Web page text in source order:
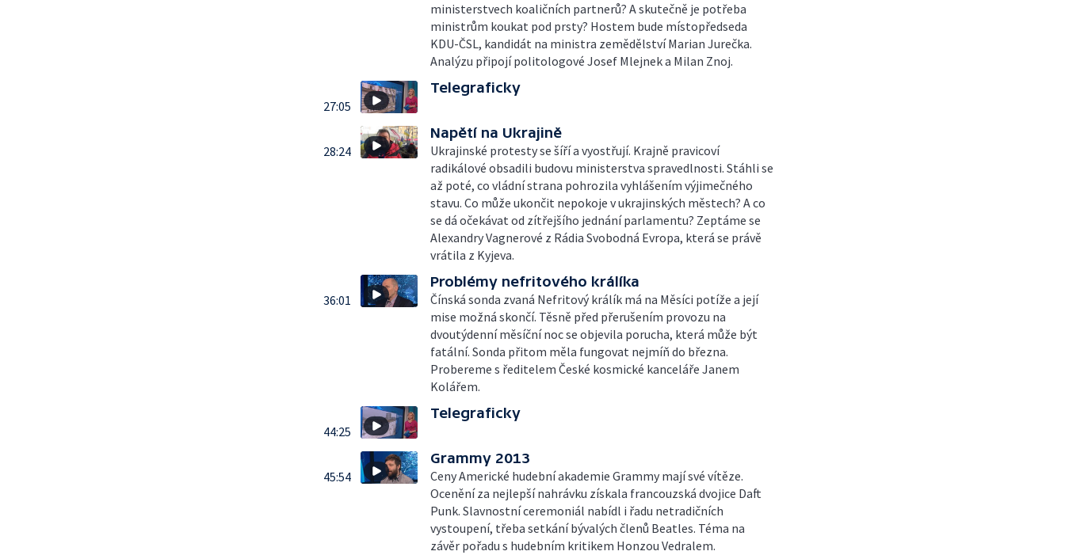
ministerstvech koaličních partnerů? A skutečně je potřeba
ministrům koukat pod prsty? Hostem bude místopředseda
KDU-ČSL, kandidát na ministra zemědělství Marian Jurečka.
Analýzu připojí politologové Josef Mlejnek a Milan Znoj.
27:05
Telegraficky
28:24
Napětí na Ukrajině
Ukrajinské protesty se šíří a vyostřují. Krajně pravicoví
radikálové obsadili budovu ministerstva spravedlnosti. Stáhli se
až poté, co vládní strana pohrozila vyhlášením výjimečného
stavu. Co může ukončit nepokoje v ukrajinských městech? A co
se dá očekávat od zítřejšího jednání parlamentu? Zeptáme se
Alexandry Vagnerové z Rádia Svobodná Evropa, která se právě
vrátila z Kyjeva.
36:01
Problémy nefritového králíka
Čínská sonda zvaná Nefritový králík má na Měsíci potíže a její
mise možná skončí. Těsně před přerušením provozu na
dvoutýdenní měsíční noc se objevila porucha, která může být
fatální. Sonda přitom měla fungovat nejmíň do března.
Probereme s ředitelem České kosmické kanceláře Janem
Kolářem.
44:25
Telegraficky
45:54
Grammy 2013
Ceny Americké hudební akademie Grammy mají své vítěze.
Ocenění za nejlepší nahrávku získala francouzská dvojice Daft
Punk. Slavnostní ceremoniál nabídl i řadu netradičních
vystoupení, třeba setkání bývalých členů Beatles. Téma na
závěr pořadu s hudebním kritikem Honzou Vedralem.